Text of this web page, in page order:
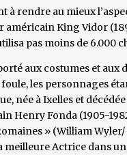
à rendre au mieux
américain King Vidor
pas moins de 6.000
aux costumes et aux
foule, les personnages
née à Ixelles et
Henry Fonda (1905-
» (William Wyler/
meilleure Actrice dans